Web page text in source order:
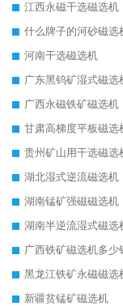
江西永磁干选磁选机
河南干选磁选机
广东黑钨矿湿式磁选
广西永磁铁矿磁选机
甘肃高梯度平板磁选
湖北湿式逆流磁选机
湖南锰矿强磁磁选机
湖南半逆流湿式磁选
广西铁矿磁选机多少
黑龙江铁矿永磁磁选
新疆贫锰矿磁选机